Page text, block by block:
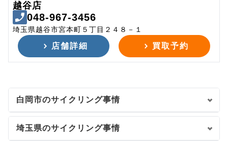
越谷店
048-967-3456
埼玉県越谷市宮本町５丁目２４８－１
店舗詳細 買取予約
白岡市のサイクリング事情
埼玉県のサイクリング事情